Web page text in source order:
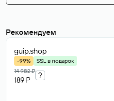
Рекомендуем
guip.shop
-99%
SSL в подарок
14 982 ₽
189 ₽
?